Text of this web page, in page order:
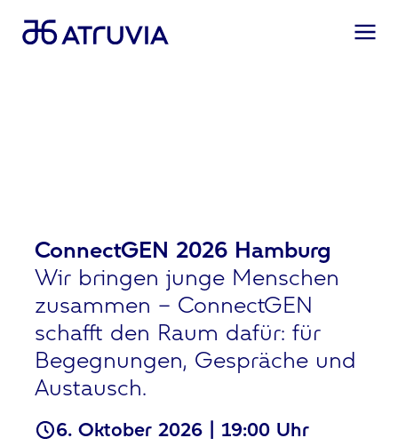
ConnectGEN 2026 Hamburg
Wir bringen junge Menschen
zusammen – ConnectGEN
schafft den Raum dafür: für
Begegnungen, Gespräche und
Austausch.
6. Oktober 2026 | 19:00 Uhr